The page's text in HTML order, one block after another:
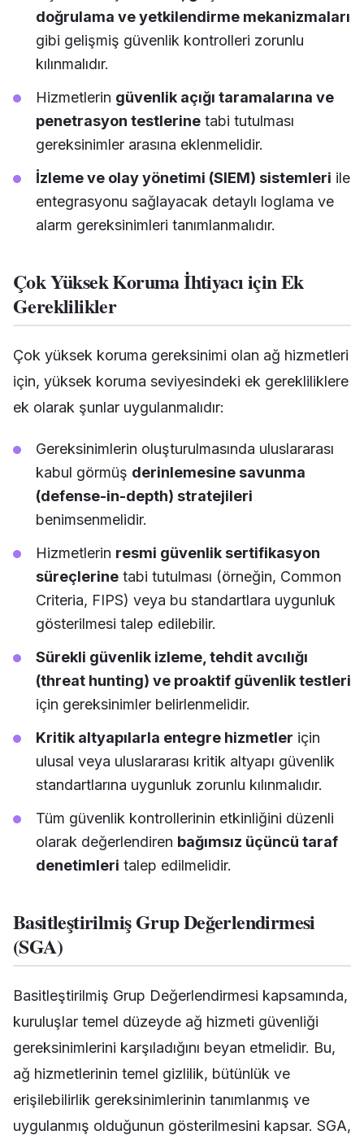
doğrulama ve yetkilendirme mekanizmaları
gibi gelişmiş güvenlik kontrolleri zorunlu
kılınmalıdır.
Hizmetlerin güvenlik açığı taramalarına ve
penetrasyon testlerine tabi tutulması
gereksinimler arasına eklenmelidir.
İzleme ve olay yönetimi (SIEM) sistemleri ile
entegrasyonu sağlayacak detaylı loglama ve
alarm gereksinimleri tanımlanmalıdır.
Çok Yüksek Koruma İhtiyacı için Ek
Gereklilikler
Çok yüksek koruma gereksinimi olan ağ hizmetleri
için, yüksek koruma seviyesindeki ek gerekliliklere
ek olarak şunlar uygulanmalıdır:
Gereksinimlerin oluşturulmasında uluslararası
kabul görmüş derinlemesine savunma
(defense-in-depth) stratejileri
benimsenmelidir.
Hizmetlerin resmi güvenlik sertifikasyon
süreçlerine tabi tutulması (örneğin, Common
Criteria, FIPS) veya bu standartlara uygunluk
gösterilmesi talep edilebilir.
Sürekli güvenlik izleme, tehdit avcılığı
(threat hunting) ve proaktif güvenlik testleri
için gereksinimler belirlenmelidir.
Kritik altyapılarla entegre hizmetler için
ulusal veya uluslararası kritik altyapı güvenlik
standartlarına uygunluk zorunlu kılınmalıdır.
Tüm güvenlik kontrollerinin etkinliğini düzenli
olarak değerlendiren bağımsız üçüncü taraf
denetimleri talep edilmelidir.
Basitleştirilmiş Grup Değerlendirmesi
(SGA)
Basitleştirilmiş Grup Değerlendirmesi kapsamında,
kuruluşlar temel düzeyde ağ hizmeti güvenliği
gereksinimlerini karşıladığını beyan etmelidir. Bu,
ağ hizmetlerinin temel gizlilik, bütünlük ve
erişilebilirlik gereksinimlerinin tanımlanmış ve
uygulanmış olduğunun gösterilmesini kapsar. SGA,